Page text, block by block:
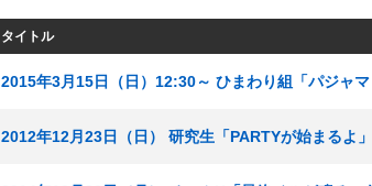
タイトル
2015年3月15日（日）12:30～ ひまわり組「パジャ
2012年12月23日（日） 研究生「PARTYが始まるよ